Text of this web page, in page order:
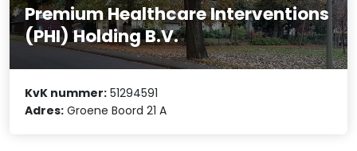
Premium Healthcare Interventions
(PHI) Holding B.V.
KvK nummer: 51294591
Adres: Groene Boord 21 A